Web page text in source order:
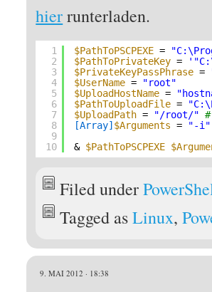
hierrunterladen.
1
2
3
4
5
6
7
8
9
10
$PathToPSCPEXE =
$PathToPrivateKey =
$PrivateKeyPassPhrase =
$UserName =
"root"
$UploadHostName =
$PathToUploadFile =
$UploadPath = "/root/"
[Array] $Arguments = "-i"
& $PathToPSCPEXE
Filed under
Tagged asLinux,
9. MAI 2012 · 18:38